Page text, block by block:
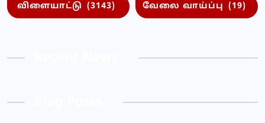
விளையாட்டு (3143) வேலை வாய்ப்பு (19)